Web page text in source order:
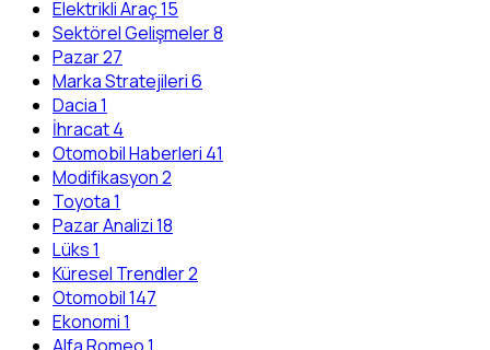
Elektrikli Araç15
Sektörel Gelişmeler8
Pazar27
Marka Stratejileri6
Dacia1
İhracat4
Otomobil Haberleri 41
Modifikasyon2
Toyota1
Pazar Analizi18
Lüks1
Küresel Trendler2
Otomobil147
Ekonomi1